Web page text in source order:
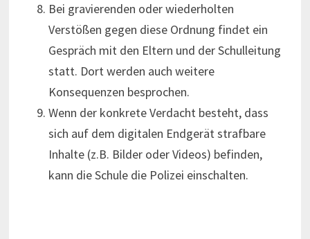
Bei gravierenden oder wiederholten
Verstößen gegen diese Ordnung findet ein
Gespräch mit den Eltern und der Schulleitung
statt. Dort werden auch weitere
Konsequenzen besprochen.
Wenn der konkrete Verdacht besteht, dass
sich auf dem digitalen Endgerät strafbare
Inhalte (z.B. Bilder oder Videos) befinden,
kann die Schule die Polizei einschalten.